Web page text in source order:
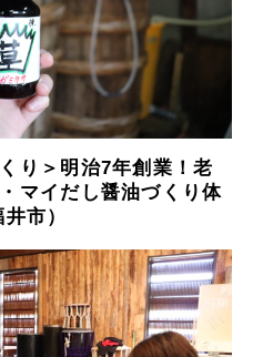
り＞明治7年創業！老
マイだし醤油づくり体
市）